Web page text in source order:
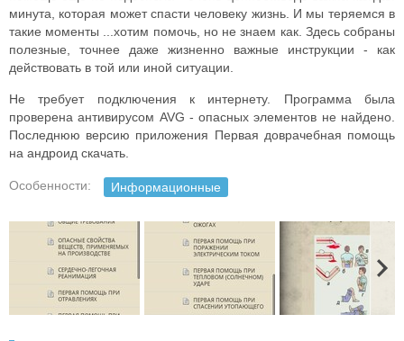
минута, которая может спасти человеку жизнь. И мы теряемся в
такие моменты ...хотим помочь, но не знаем как. Здесь собраны
полезные, точнее даже жизненно важные инструкции - как
действовать в той или иной ситуации.
Не требует подключения к интернету. Программа была
проверена антивирусом AVG - опасных элементов не найдено.
Последнюю версию приложения Первая доврачебная помощь
на андроид скачать.
Особенности: Информационные